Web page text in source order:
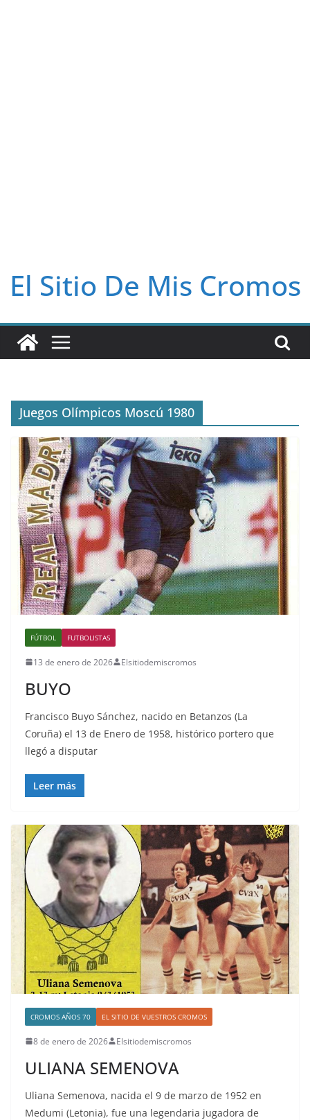
El Sitio De Mis Cromos
Juegos Olímpicos Moscú 1980
FÚTBOL FUTBOLISTAS
13 de enero de 2026 Elsitiodemiscromos
BUYO
Francisco Buyo Sánchez, nacido en Betanzos (La
Coruña) el 13 de Enero de 1958, histórico portero que
llegó a disputar
Leer más
CROMOS AÑOS 70 EL SITIO DE VUESTROS CROMOS
8 de enero de 2026 Elsitiodemiscromos
ULIANA SEMENOVA
Uliana Semenova, nacida el 9 de marzo de 1952 en
Medumi (Letonia), fue una legendaria jugadora de